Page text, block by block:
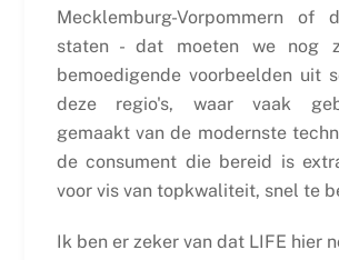
Mecklemburg-Vorpommern of
staten - dat moeten we nog
bemoedigende voorbeelden uit
deze regio's, waar vaak
gemaakt van de modernste
de consument die bereid is
voor vis van topkwaliteit, snel te
Ik ben er zeker van dat LIFE hier